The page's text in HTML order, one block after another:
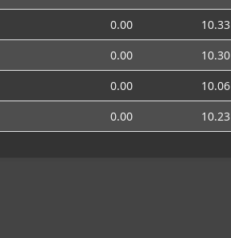
0.00
10.33
0.00
10.30
0.00
10.06
0.00 10.23